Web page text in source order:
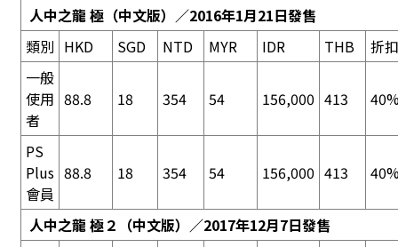
人中之龍 極（中文版）／2016年1月21日發售
類別 HKD SGD NTD MYR IDR THB
折
一般
使用
者
88.8 18 354 54 156,000 413
PS
Plus
會員
88.8 18 354 54 156,000 413
人中之龍 極２ （中文版）／2017年12月7日發售